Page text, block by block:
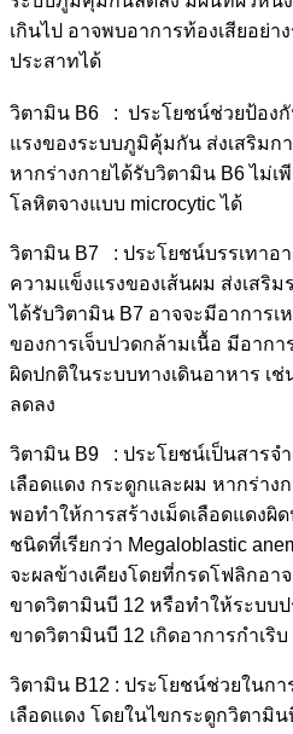
เกินไป อาจพบอาการท้องเสียอย่า
ประสาทได้
วิตามิน B6 : ประโยชน์ช่วยป้องกั
แรงของระบบภูมิคุ้มกัน ส่งเสริมก
หากร่างกายได้รับวิตามิน B6 ไม่เ
โลหิตจางแบบ microcytic ได้
วิตามิน B7 : ประโยชน์บรรเทาอ
ความแข็งแรงของเส้นผม ส่งเสริ
ได้รับวิตามิน B7 อาจจะมีอาการ
ของการเจ็บปวดกล้ามเนื้อ มีอาก
ผิดปกติในระบบทางเดินอาหาร เช่
ลดลง
วิตามิน B9 : ประโยชน์เป็นสารจ
เลือดแดง กระดูกและผม หากร่าง
พอทำให้การสร้างเม็ดเลือดแดงผิ
ชนิดที่เรียกว่า Megaloblastic
จะผลข้างเคียงโดยที่กรดโฟลิกอา
ขาดวิตามินบี 12 หรือทำให้ระบบ
ขาดวิตามินบี 12 เกิดอาการกำเริบ
วิตามิน B12 : ประโยชน์ช่วยในกา
เลือดแดง โดยในไขกระดูกวิตามิ